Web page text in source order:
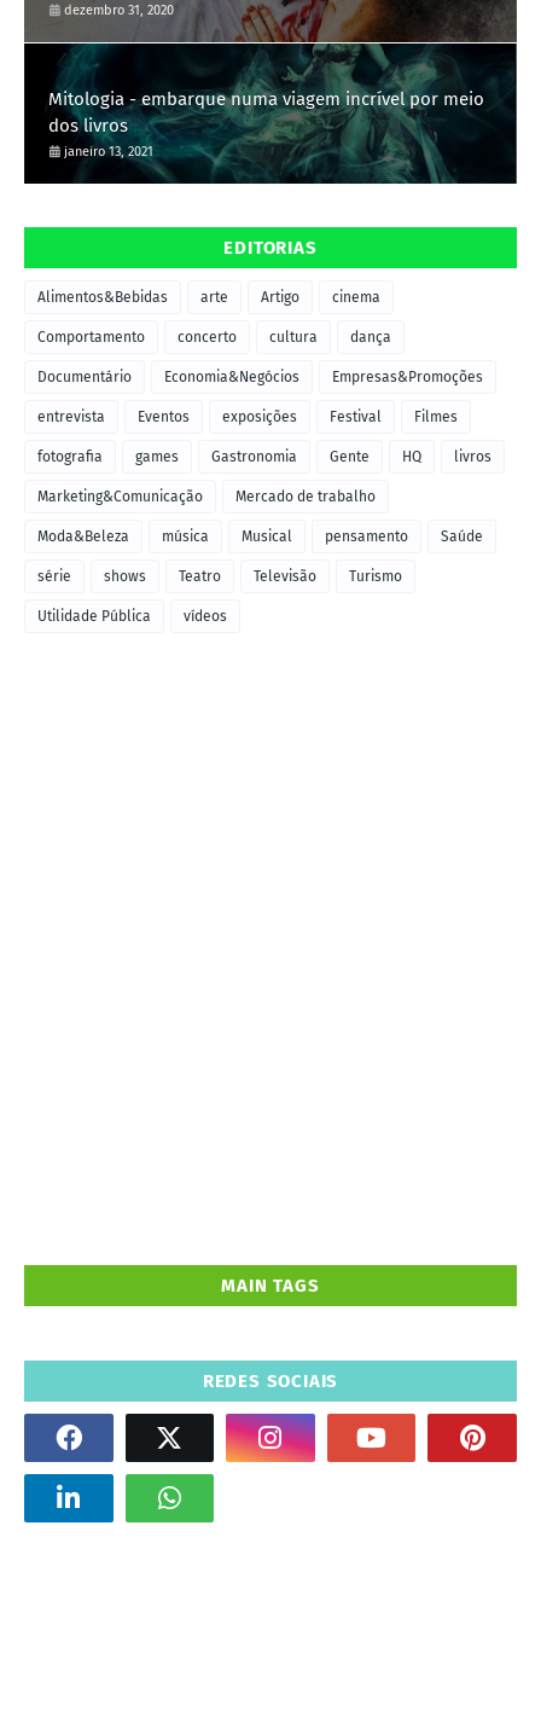
dezembro 31, 2020
Mitologia - embarque numa viagem incrível por meio
dos livros
janeiro 13, 2021
EDITORIAS
Alimentos&Bebidas arte Artigo cinema
Comportamento concerto cultura dança
Documentário Economia&Negócios Empresas&Promoções
entrevista Eventos exposições Festival Filmes
fotografia games Gastronomia Gente HQ livros
Marketing&Comunicação Mercado de trabalho
Moda&Beleza música Musical pensamento Saúde
série shows Teatro Televisão Turismo
Utilidade Pública vídeos
MAIN TAGS
REDES SOCIAIS